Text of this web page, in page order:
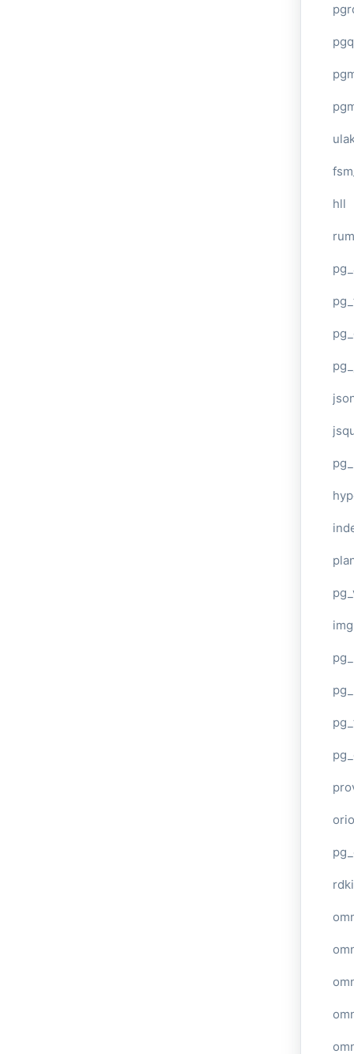
pgq
hll
rum